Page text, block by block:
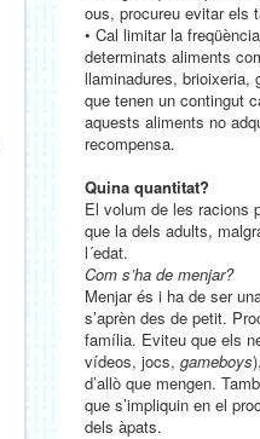
ous, procureu evitar els
• Cal limitar la
determinats aliments
llaminadures, brioixeria,
que tenen un contingut
aquests aliments no
recompensa.
Quina quantitat?
El volum de les racions
que la dels adults,
l´edat.
Com s’ha de menjar?
Menjar és i ha de ser
s’aprèn des de petit.
família. Eviteu que els
vídeos, jocs, gameboys
d’allò que mengen.
que s’impliquin en el
dels àpats.